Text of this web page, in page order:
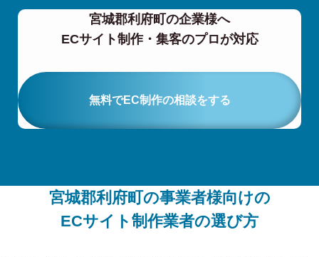
宮城郡利府町の企業様へ
ECサイト制作・集客のプロが対応
無料でEC制作の相談をする
宮城郡利府町の事業者様向けの
ECサイト制作業者の選び方